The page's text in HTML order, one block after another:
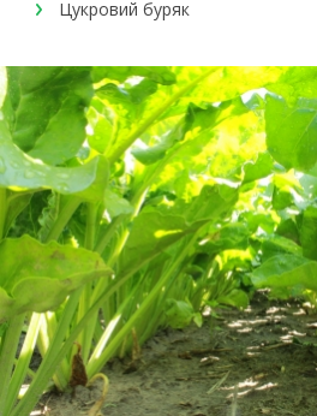
Цукровий буряк